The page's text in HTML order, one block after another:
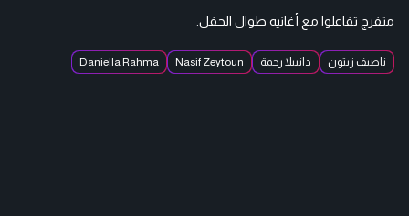
متفرج تفاعلوا مع أغانيه طوال الحفل.
ناصيف زيتون دانييلا رحمة Nasif Zeytoun
Daniella Rahma